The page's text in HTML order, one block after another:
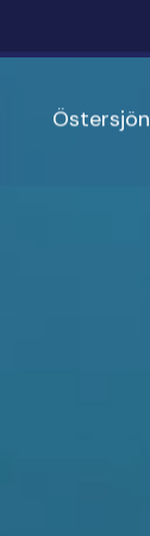
Östersjön